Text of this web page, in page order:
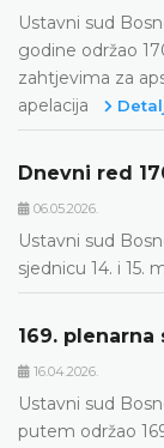
Ustavni sud
godine održao
zahtjevima za
apelacija
Dnevni red
06.05.2026.
Ustavni sud
sjednicu 14. i 15.
169. plenarna
16.04.2026.
Ustavni sud
putem održao